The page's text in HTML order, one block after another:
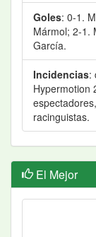
Goles: 0-1.
Mármol; 2-1.
García.
Incidencias:
Hypermotion
racinguistas.
El Mejor